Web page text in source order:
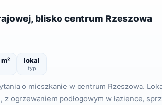
blisko centrum Rzeszowa
lokal
typ
o mieszkanie w centrum Rzeszowa.
ogrzewaniem podłogowym w łazience,